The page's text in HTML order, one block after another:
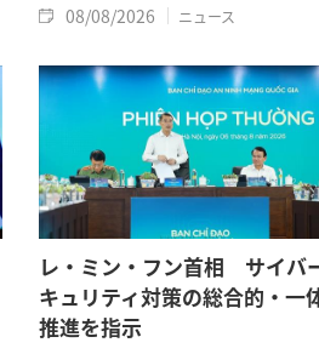
08/08/2026 ニュース
レ・ミン・フン首相 サイバ
キュリティ対策の総合的・一
推進を指示